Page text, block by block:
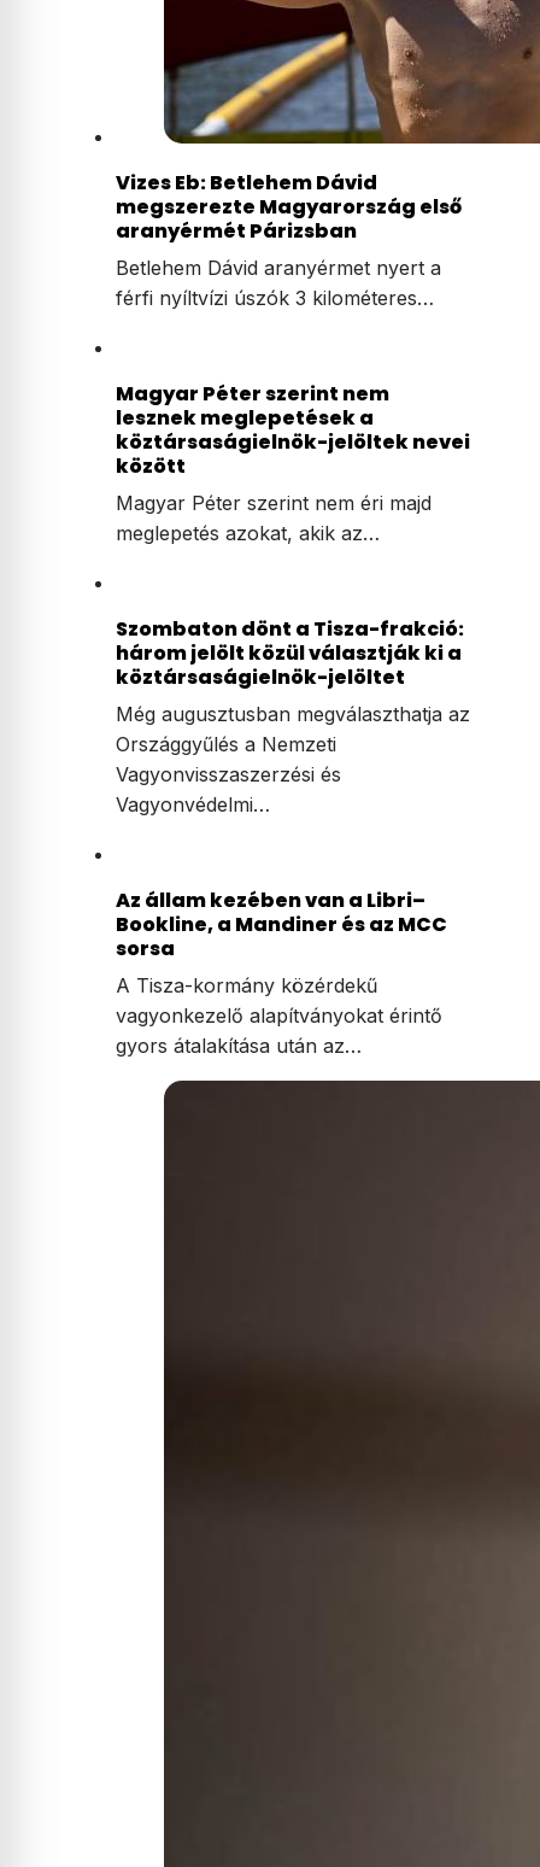
Vizes Eb: Betlehem Dávid
megszerezte Magyarország első
aranyérmét Párizsban
Betlehem Dávid aranyérmet nyert a
férfi nyíltvízi úszók 3 kilométeres…
Magyar Péter szerint nem
lesznek meglepetések a
köztársaságielnök-jelöltek nevei
között
Magyar Péter szerint nem éri majd
meglepetés azokat, akik az…
Szombaton dönt a Tisza-frakció:
három jelölt közül választják ki a
köztársaságielnök-jelöltet
Még augusztusban megválaszthatja az
Országgyűlés a Nemzeti
Vagyonvisszaszerzési és
Vagyonvédelmi…
Az állam kezében van a Libri–
Bookline, a Mandiner és az MCC
sorsa
A Tisza-kormány közérdekű
vagyonkezelő alapítványokat érintő
gyors átalakítása után az…